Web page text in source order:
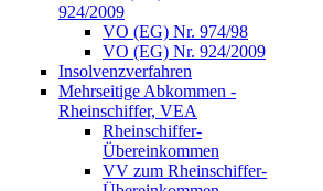
924/2009
VO (EG) Nr. 974/98
VO (EG) Nr. 924/2009
Insolvenzverfahren
Mehrseitige Abkommen -
Rheinschiffer, VEA
Rheinschiffer-
Übereinkommen
VV zum Rheinschiffer-